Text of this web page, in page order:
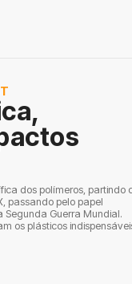
dos polímeros, partindo
passando pelo papel
Guerra Mundial.
os plásticos